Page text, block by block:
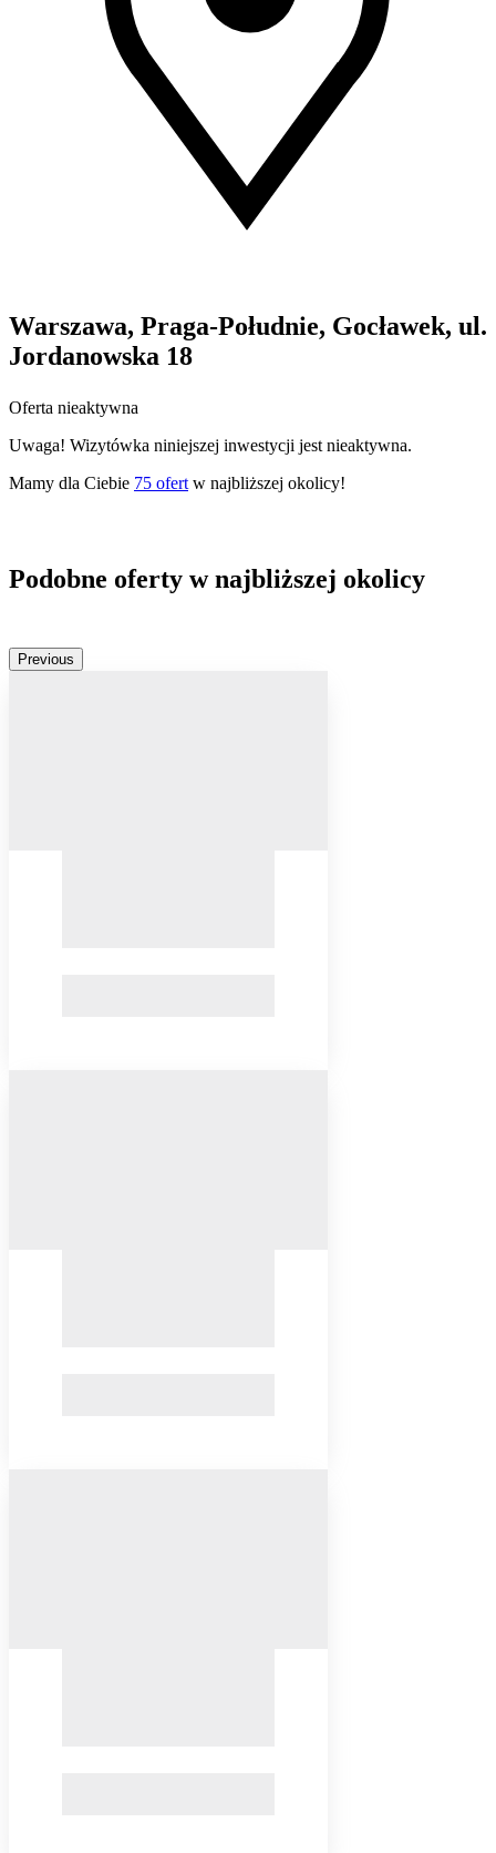
Warszawa, Praga-Południe, Gocławek, ul.
Jordanowska 18
Oferta nieaktywna
Uwaga! Wizytówka niniejszej inwestycji jest nieaktywna.
Mamy dla Ciebie 75 ofert w najbliższej okolicy!
Podobne oferty w najbliższej okolicy
Previous